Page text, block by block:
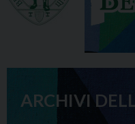
ARCHIVI